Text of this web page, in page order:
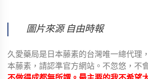
圖片來源 自由時報
久愛藥局是日本藤素的台灣唯一總代理
本藤素，請認準官方網站。不忽悠，不